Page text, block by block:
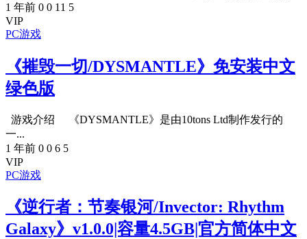
1 年前 0 0 11 5
VIP
PC游戏
《摧毁一切/DYSMANTLE》免安装中文
绿色版
游戏介绍 《DYSMANTLE》是由10tons Ltd制作发行的
一...
1 年前 0 0 6 5
VIP
PC游戏
《逆行者：节奏银河/Invector: Rhythm
Galaxy》v1.0.0|容量4.5GB|官方简体中文